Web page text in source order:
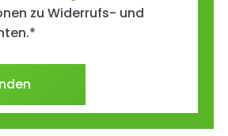
zu Widerrufs- und
*